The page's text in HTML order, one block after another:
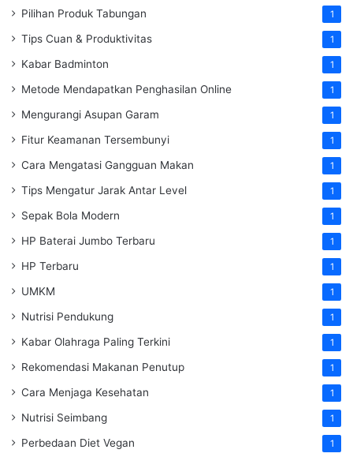
Pilihan Produk Tabungan 1
Tips Cuan & Produktivitas 1
Kabar Badminton 1
Metode Mendapatkan Penghasilan Online 1
Mengurangi Asupan Garam 1
Fitur Keamanan Tersembunyi 1
Cara Mengatasi Gangguan Makan 1
Tips Mengatur Jarak Antar Level 1
Sepak Bola Modern 1
HP Baterai Jumbo Terbaru 1
HP Terbaru 1
UMKM 1
Nutrisi Pendukung 1
Kabar Olahraga Paling Terkini 1
Rekomendasi Makanan Penutup 1
Cara Menjaga Kesehatan 1
Nutrisi Seimbang 1
Perbedaan Diet Vegan 1